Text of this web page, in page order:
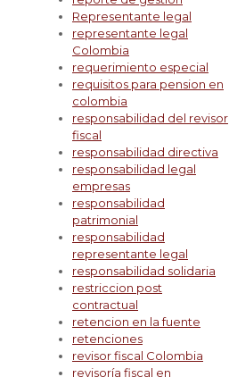
Representante legal
representante legal
Colombia
requerimiento especial
requisitos para pension en
colombia
responsabilidad del revisor
fiscal
responsabilidad directiva
responsabilidad legal
empresas
responsabilidad
patrimonial
responsabilidad
representante legal
responsabilidad solidaria
restriccion post
contractual
retencion en la fuente
retenciones
revisor fiscal Colombia
revisoría fiscal en